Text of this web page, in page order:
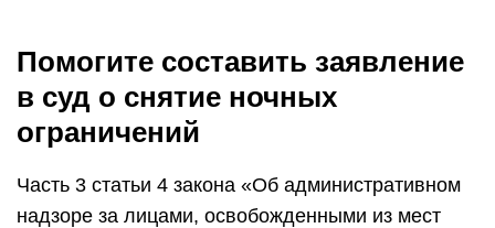
Помогите составить заявление
в суд о снятие ночных
ограничений
Часть 3 статьи 4 закона «Об административном
надзоре за лицами, освобожденными из мест